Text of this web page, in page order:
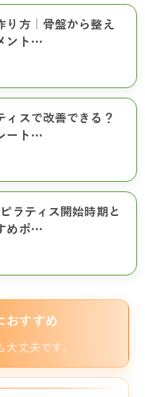
り方｜骨盤から整え
ント…
ィスで改善できる？
ート…
ラティス開始時期と
めポ…
おすすめ
丈夫です。